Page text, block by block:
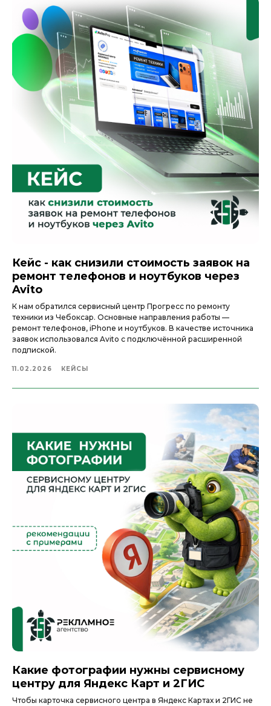
Кейс - как снизили стоимость заявок на
ремонт телефонов и ноутбуков через
Avito
К нам обратился сервисный центр Прогресс по ремонту
техники из Чебоксар. Основные направления работы —
ремонт телефонов, iPhone и ноутбуков. В качестве источника
заявок использовался Avito с подключённой расширенной
подпиской.
11.02.2026 КЕЙСЫ
Какие фотографии нужны сервисному
центру для Яндекс Карт и 2ГИС
Чтобы карточка сервисного центра в Яндекс Картах и 2ГИС не